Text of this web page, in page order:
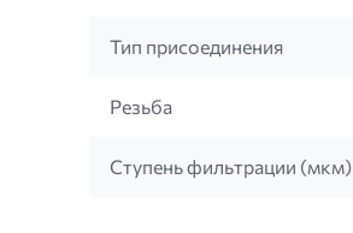
Тип присоединения
Резьба
Ступень фильтрации (мкм)